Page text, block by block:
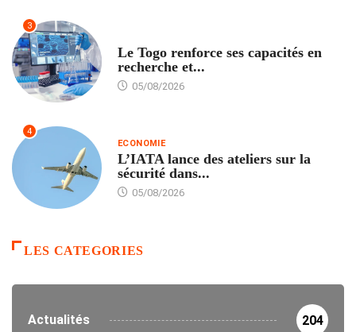
3
Le Togo renforce ses capacités en
recherche et...
05/08/2026
4
ECONOMIE
L’IATA lance des ateliers sur la
sécurité dans...
05/08/2026
LES CATEGORIES
Actualités 204